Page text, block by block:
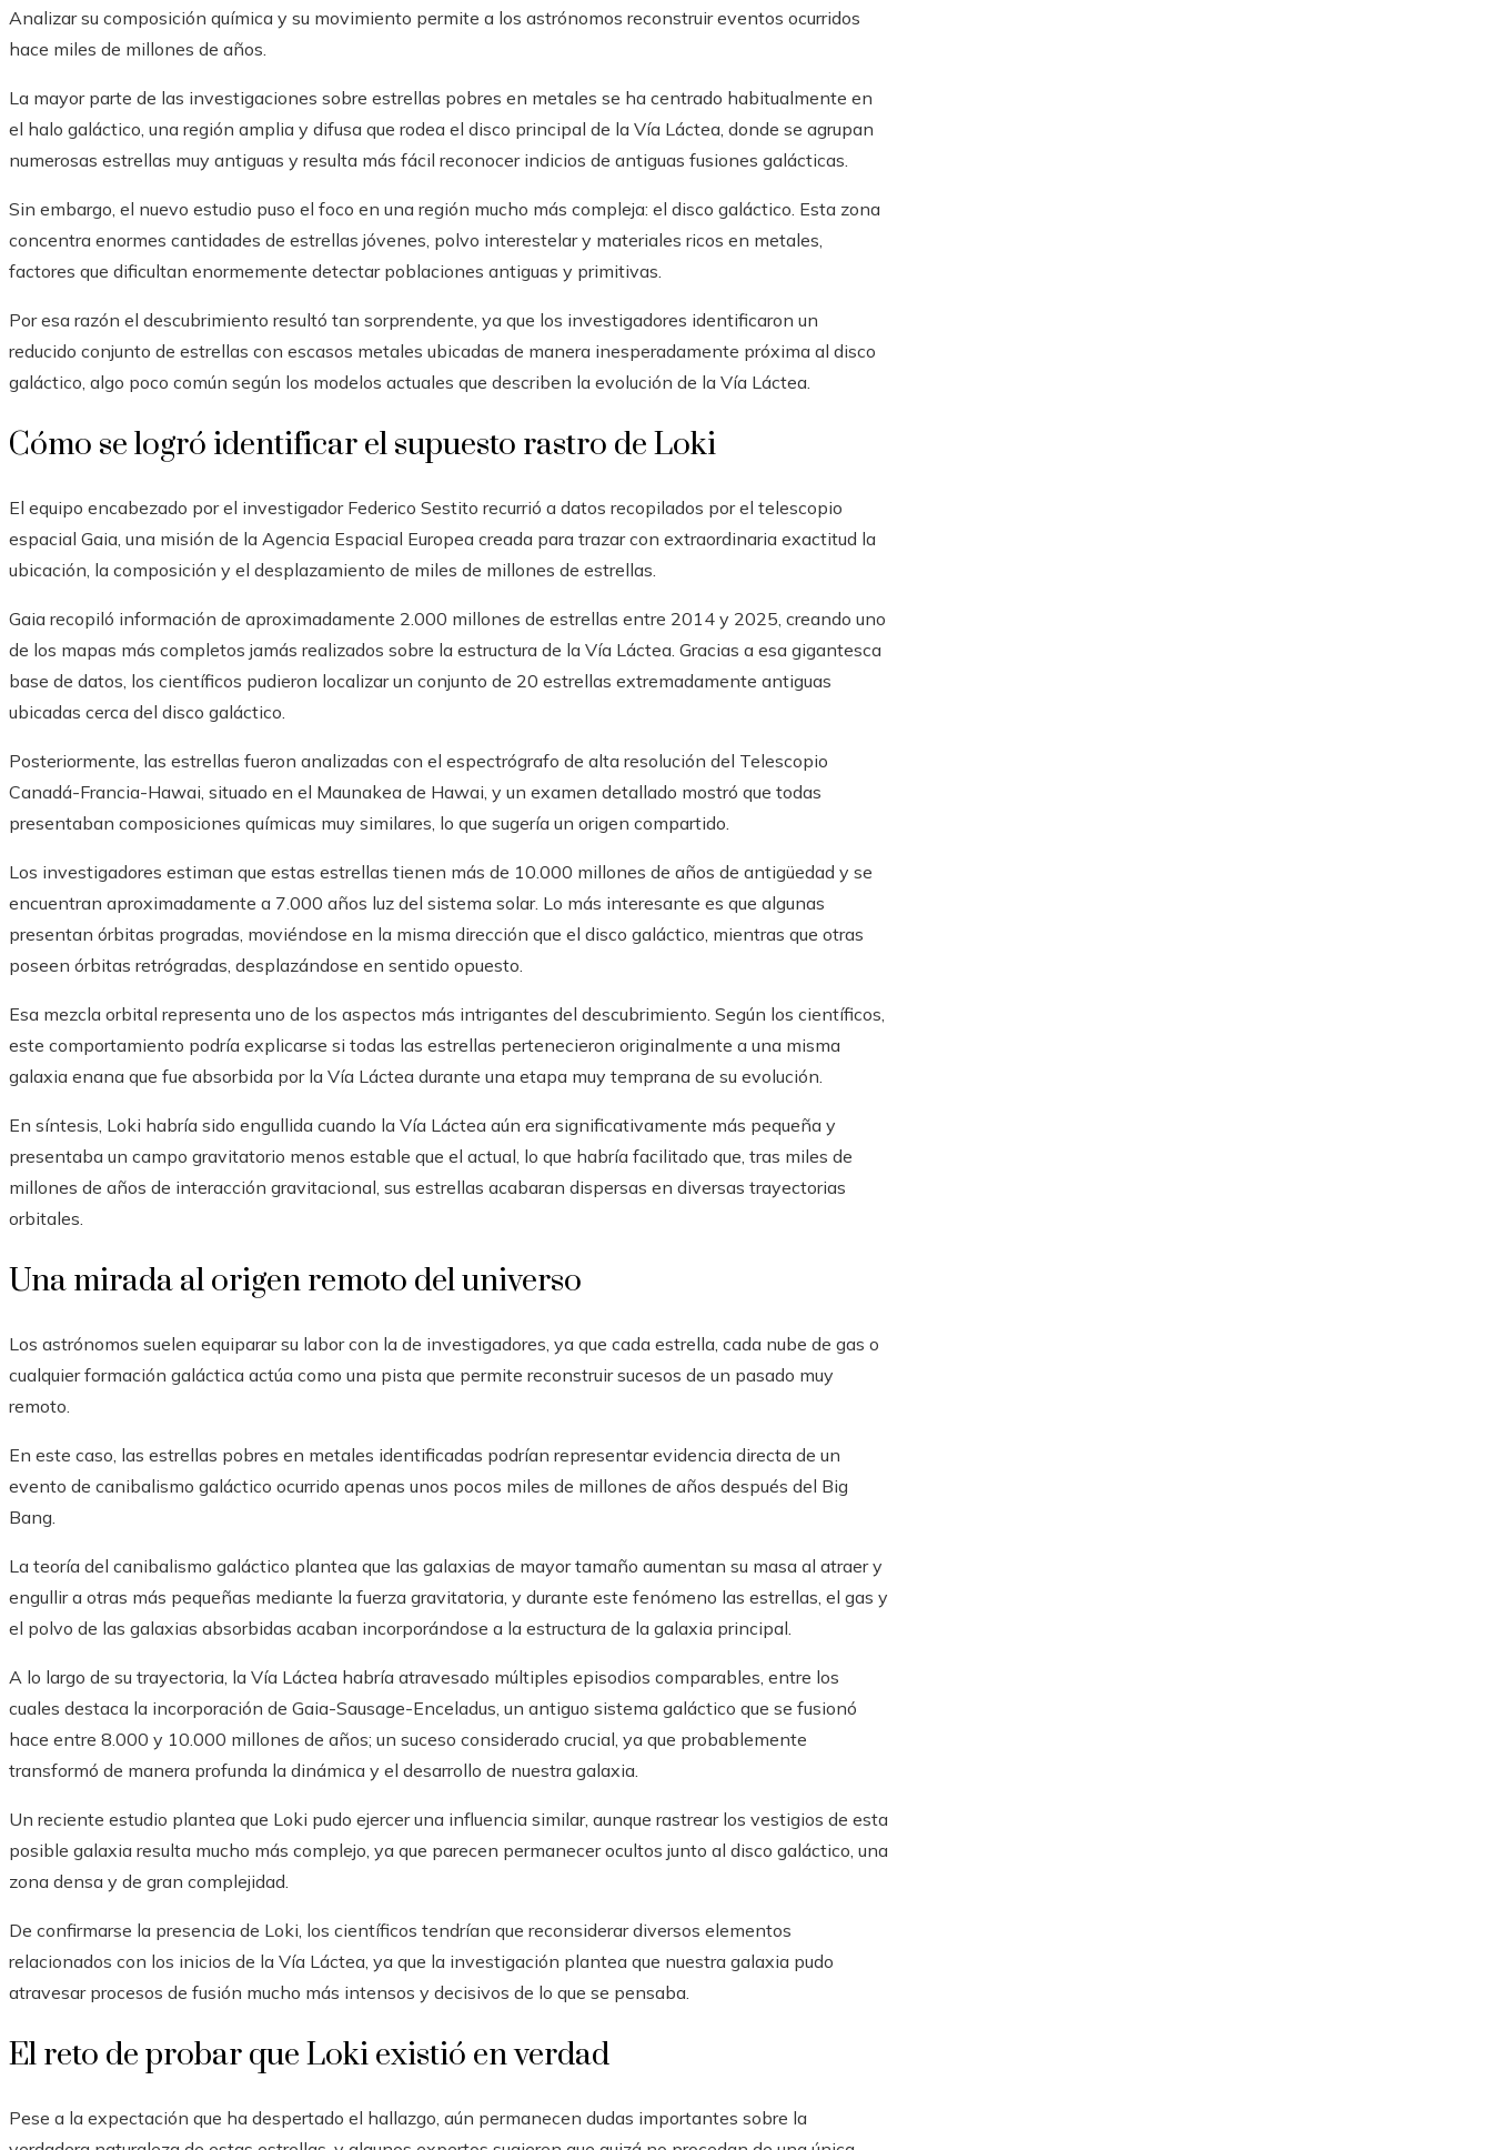
Analizar su composición química y su movimiento permite a los astrónomos reconstruir eventos ocurridos
hace miles de millones de años.
La mayor parte de las investigaciones sobre estrellas pobres en metales se ha centrado habitualmente en
el halo galáctico, una región amplia y difusa que rodea el disco principal de la Vía Láctea, donde se agrupan
numerosas estrellas muy antiguas y resulta más fácil reconocer indicios de antiguas fusiones galácticas.
Sin embargo, el nuevo estudio puso el foco en una región mucho más compleja: el disco galáctico. Esta zona
concentra enormes cantidades de estrellas jóvenes, polvo interestelar y materiales ricos en metales,
factores que dificultan enormemente detectar poblaciones antiguas y primitivas.
Por esa razón el descubrimiento resultó tan sorprendente, ya que los investigadores identificaron un
reducido conjunto de estrellas con escasos metales ubicadas de manera inesperadamente próxima al disco
galáctico, algo poco común según los modelos actuales que describen la evolución de la Vía Láctea.
Cómo se logró identificar el supuesto rastro de Loki
El equipo encabezado por el investigador Federico Sestito recurrió a datos recopilados por el telescopio
espacial Gaia, una misión de la Agencia Espacial Europea creada para trazar con extraordinaria exactitud la
ubicación, la composición y el desplazamiento de miles de millones de estrellas.
Gaia recopiló información de aproximadamente 2.000 millones de estrellas entre 2014 y 2025, creando uno
de los mapas más completos jamás realizados sobre la estructura de la Vía Láctea. Gracias a esa gigantesca
base de datos, los científicos pudieron localizar un conjunto de 20 estrellas extremadamente antiguas
ubicadas cerca del disco galáctico.
Posteriormente, las estrellas fueron analizadas con el espectrógrafo de alta resolución del Telescopio
Canadá-Francia-Hawai, situado en el Maunakea de Hawai, y un examen detallado mostró que todas
presentaban composiciones químicas muy similares, lo que sugería un origen compartido.
Los investigadores estiman que estas estrellas tienen más de 10.000 millones de años de antigüedad y se
encuentran aproximadamente a 7.000 años luz del sistema solar. Lo más interesante es que algunas
presentan órbitas progradas, moviéndose en la misma dirección que el disco galáctico, mientras que otras
poseen órbitas retrógradas, desplazándose en sentido opuesto.
Esa mezcla orbital representa uno de los aspectos más intrigantes del descubrimiento. Según los científicos,
este comportamiento podría explicarse si todas las estrellas pertenecieron originalmente a una misma
galaxia enana que fue absorbida por la Vía Láctea durante una etapa muy temprana de su evolución.
En síntesis, Loki habría sido engullida cuando la Vía Láctea aún era significativamente más pequeña y
presentaba un campo gravitatorio menos estable que el actual, lo que habría facilitado que, tras miles de
millones de años de interacción gravitacional, sus estrellas acabaran dispersas en diversas trayectorias
orbitales.
Una mirada al origen remoto del universo
Los astrónomos suelen equiparar su labor con la de investigadores, ya que cada estrella, cada nube de gas o
cualquier formación galáctica actúa como una pista que permite reconstruir sucesos de un pasado muy
remoto.
En este caso, las estrellas pobres en metales identificadas podrían representar evidencia directa de un
evento de canibalismo galáctico ocurrido apenas unos pocos miles de millones de años después del Big
Bang.
La teoría del canibalismo galáctico plantea que las galaxias de mayor tamaño aumentan su masa al atraer y
engullir a otras más pequeñas mediante la fuerza gravitatoria, y durante este fenómeno las estrellas, el gas y
el polvo de las galaxias absorbidas acaban incorporándose a la estructura de la galaxia principal.
A lo largo de su trayectoria, la Vía Láctea habría atravesado múltiples episodios comparables, entre los
cuales destaca la incorporación de Gaia-Sausage-Enceladus, un antiguo sistema galáctico que se fusionó
hace entre 8.000 y 10.000 millones de años; un suceso considerado crucial, ya que probablemente
transformó de manera profunda la dinámica y el desarrollo de nuestra galaxia.
Un reciente estudio plantea que Loki pudo ejercer una influencia similar, aunque rastrear los vestigios de esta
posible galaxia resulta mucho más complejo, ya que parecen permanecer ocultos junto al disco galáctico, una
zona densa y de gran complejidad.
De confirmarse la presencia de Loki, los científicos tendrían que reconsiderar diversos elementos
relacionados con los inicios de la Vía Láctea, ya que la investigación plantea que nuestra galaxia pudo
atravesar procesos de fusión mucho más intensos y decisivos de lo que se pensaba.
El reto de probar que Loki existió en verdad
Pese a la expectación que ha despertado el hallazgo, aún permanecen dudas importantes sobre la